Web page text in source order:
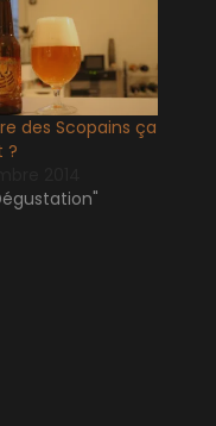
des Scopains ça
?